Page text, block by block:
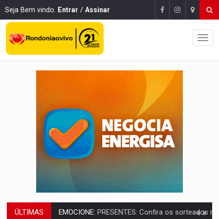
Seja Bem vindo. Entrar / Assinar
ÚLTIMAS VOVÔ LADRÃO:Idoso é filmado furtando bicicleta na frente